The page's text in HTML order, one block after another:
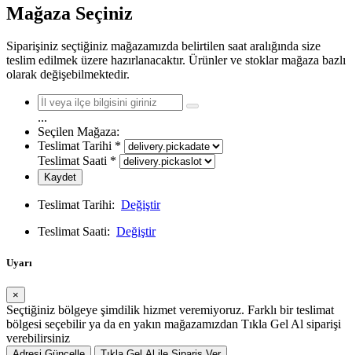
Mağaza Seçiniz
Siparişiniz seçtiğiniz mağazamızda belirtilen saat aralığında size
teslim edilmek üzere hazırlanacaktır. Ürünler ve stoklar mağaza bazlı
olarak değişebilmektedir.
...
Seçilen Mağaza:
Teslimat Tarihi *
Teslimat Saati *
Kaydet
Teslimat Tarihi: Değiştir
Teslimat Saati: Değiştir
Uyarı
×
Seçtiğiniz bölgeye şimdilik hizmet veremiyoruz. Farklı bir teslimat
bölgesi seçebilir ya da en yakın mağazamızdan Tıkla Gel Al siparişi
verebilirsiniz